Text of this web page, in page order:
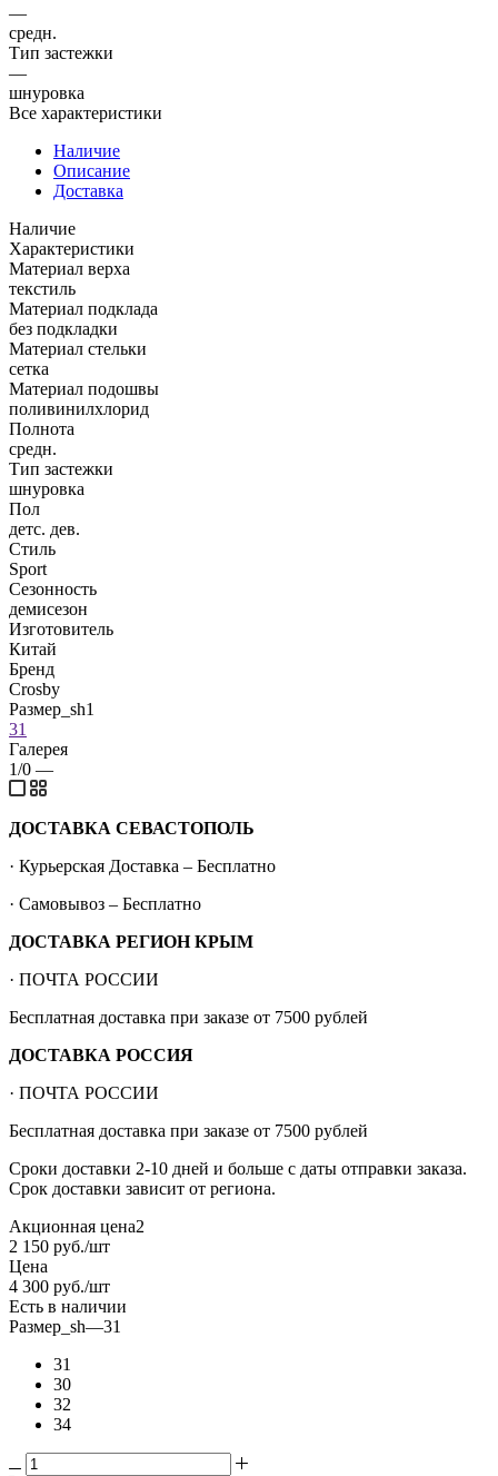
—
средн.
Тип застежки
—
шнуровка
Все характеристики
Наличие
Описание
Доставка
Наличие
Характеристики
Материал верха
текстиль
Материал подклада
без подкладки
Материал стельки
сетка
Материал подошвы
поливинилхлорид
Полнота
средн.
Тип застежки
шнуровка
Пол
детс. дев.
Стиль
Sport
Сезонность
демисезон
Изготовитель
Китай
Бренд
Crosby
Размер_sh1
31
Галерея
1/0 —
ДОСТАВКА СЕВАСТОПОЛЬ
· Курьерская Доставка – Бесплатно
· Самовывоз – Бесплатно
ДОСТАВКА РЕГИОН КРЫМ
· ПОЧТА РОССИИ
Бесплатная доставка при заказе от 7500 рублей
ДОСТАВКА РОССИЯ
· ПОЧТА РОССИИ
Бесплатная доставка при заказе от 7500 рублей
Сроки доставки 2-10 дней и больше с даты отправки заказа.
Срок доставки зависит от региона.
Акционная цена2
2 150 руб./шт
Цена
4 300 руб./шт
Есть в наличии
Размер_sh—31
31
30
32
34